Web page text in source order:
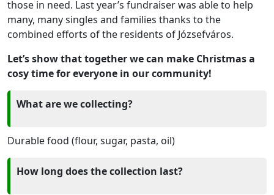
those in need. Last year’s fundraiser was able to help
many, many singles and families thanks to the
combined efforts of the residents of Józsefváros.
Let’s show that together we can make Christmas a
cosy time for everyone in our community!
What are we collecting?
Durable food (flour, sugar, pasta, oil)
How long does the collection last?